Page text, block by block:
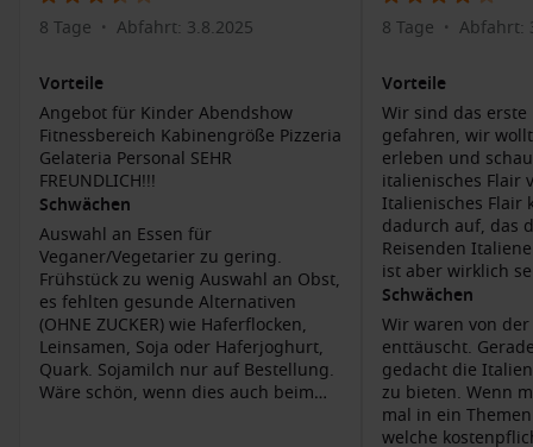
Savona entdecken vor oder nach der
Kreuzfahrt
Savonaist mehr als nur ein Ein- und Ausschiffungshafen. Die
Stadt verbindet historische Bauten, mediterrane
Gelassenheit und eine Lage an der italienischen Riviera. Wer
etwas Zeit mitbringt, kann den Aufenthalt angenehm mit
Kultur, Spaziergängen und ligurischer Küche verbinden.
Altstadt:Kleine Gassen, Plätze und historische Gebäude laden zum
entspannten Rundgang ein.
Kathedrale und religiöses Erbe:Savona ist für seine sakralen
Bauwerke und sein gewachsenes historisches Zentrum bekannt.
Priamar-Festung:Das Wahrzeichen der Stadt bietet spannende
Für einen kurzen Aufenthalt passen
8 Tage • Abfahrt: 3.8.2025
Vorteile
Angebot für Kinder Abendshow
Fitnessbereich Kabinengröße Pizzeria
Gelateria Personal SEHR
FREUNDLICH!!!
Schwächen
Auswahl an Essen für
Veganer/Vegetarier zu gering.
Frühstück zu wenig Auswahl an Obst,
es fehlten gesunde Alternativen
(OHNE ZUCKER) wie Haferflocken,
Leinsamen, Soja oder Haferjoghurt,
Quark. Sojamilch nur auf Bestellung.
Wäre schön, wenn dies auch beim
8 Tage • Abfahrt:
Vorteile
Wir sind das erste
gefahren, wir
erleben und
italienisches Flair
Italienisches Flair
dadurch auf, das
Reisenden
ist aber wirklich
gerade wenn
empfehlenswert.
großzügig
der großen
einen Platz. Auch
und der Pool
Platz. Die Shows
Schwächen
Wir waren von
enttäuscht.
gedacht die
zu bieten. Wenn
mal in ein
welche